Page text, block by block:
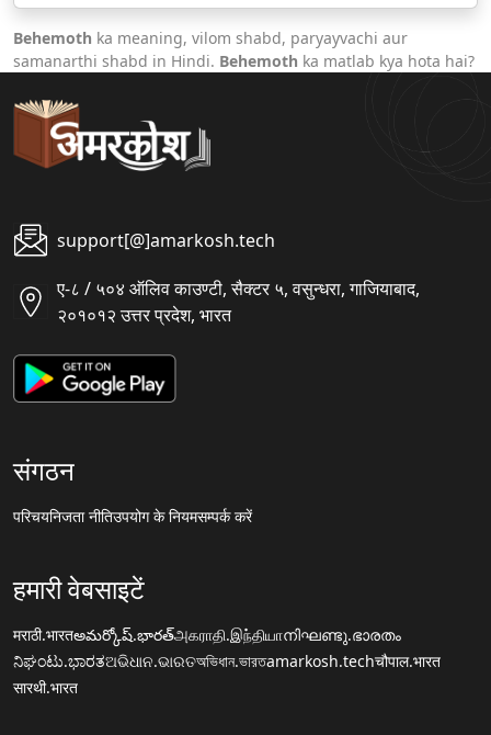
Behemoth ka meaning, vilom shabd, paryayvachi aur
samanarthi shabd in Hindi. Behemoth ka matlab kya hota hai?
support[@]amarkosh.tech
ए-८ / ५०४ ऑलिव काउण्टी, सैक्टर ५, वसुन्धरा, गाजियाबाद,
२०१०१२ उत्तर प्रदेश, भारत
संगठन
परिचयनिजता नीतिउपयोग के नियमसम्पर्क करें
हमारी वेबसाइटें
मराठी.भारतఅమర్కోష్.భారత్அகராதி.இந்தியாനിഘണ്ടു.ഭാരതം
ನಿಘಂಟು.ಭಾರತଅଭିଧାନ.ଭାରତঅভিধান.ভারতamarkosh.techचौपाल.भारत
सारथी.भारत